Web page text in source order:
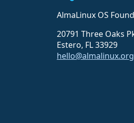
AlmaLinux OS
20791 Three Oaks
Estero, FL 33929
hello@almalinux.org